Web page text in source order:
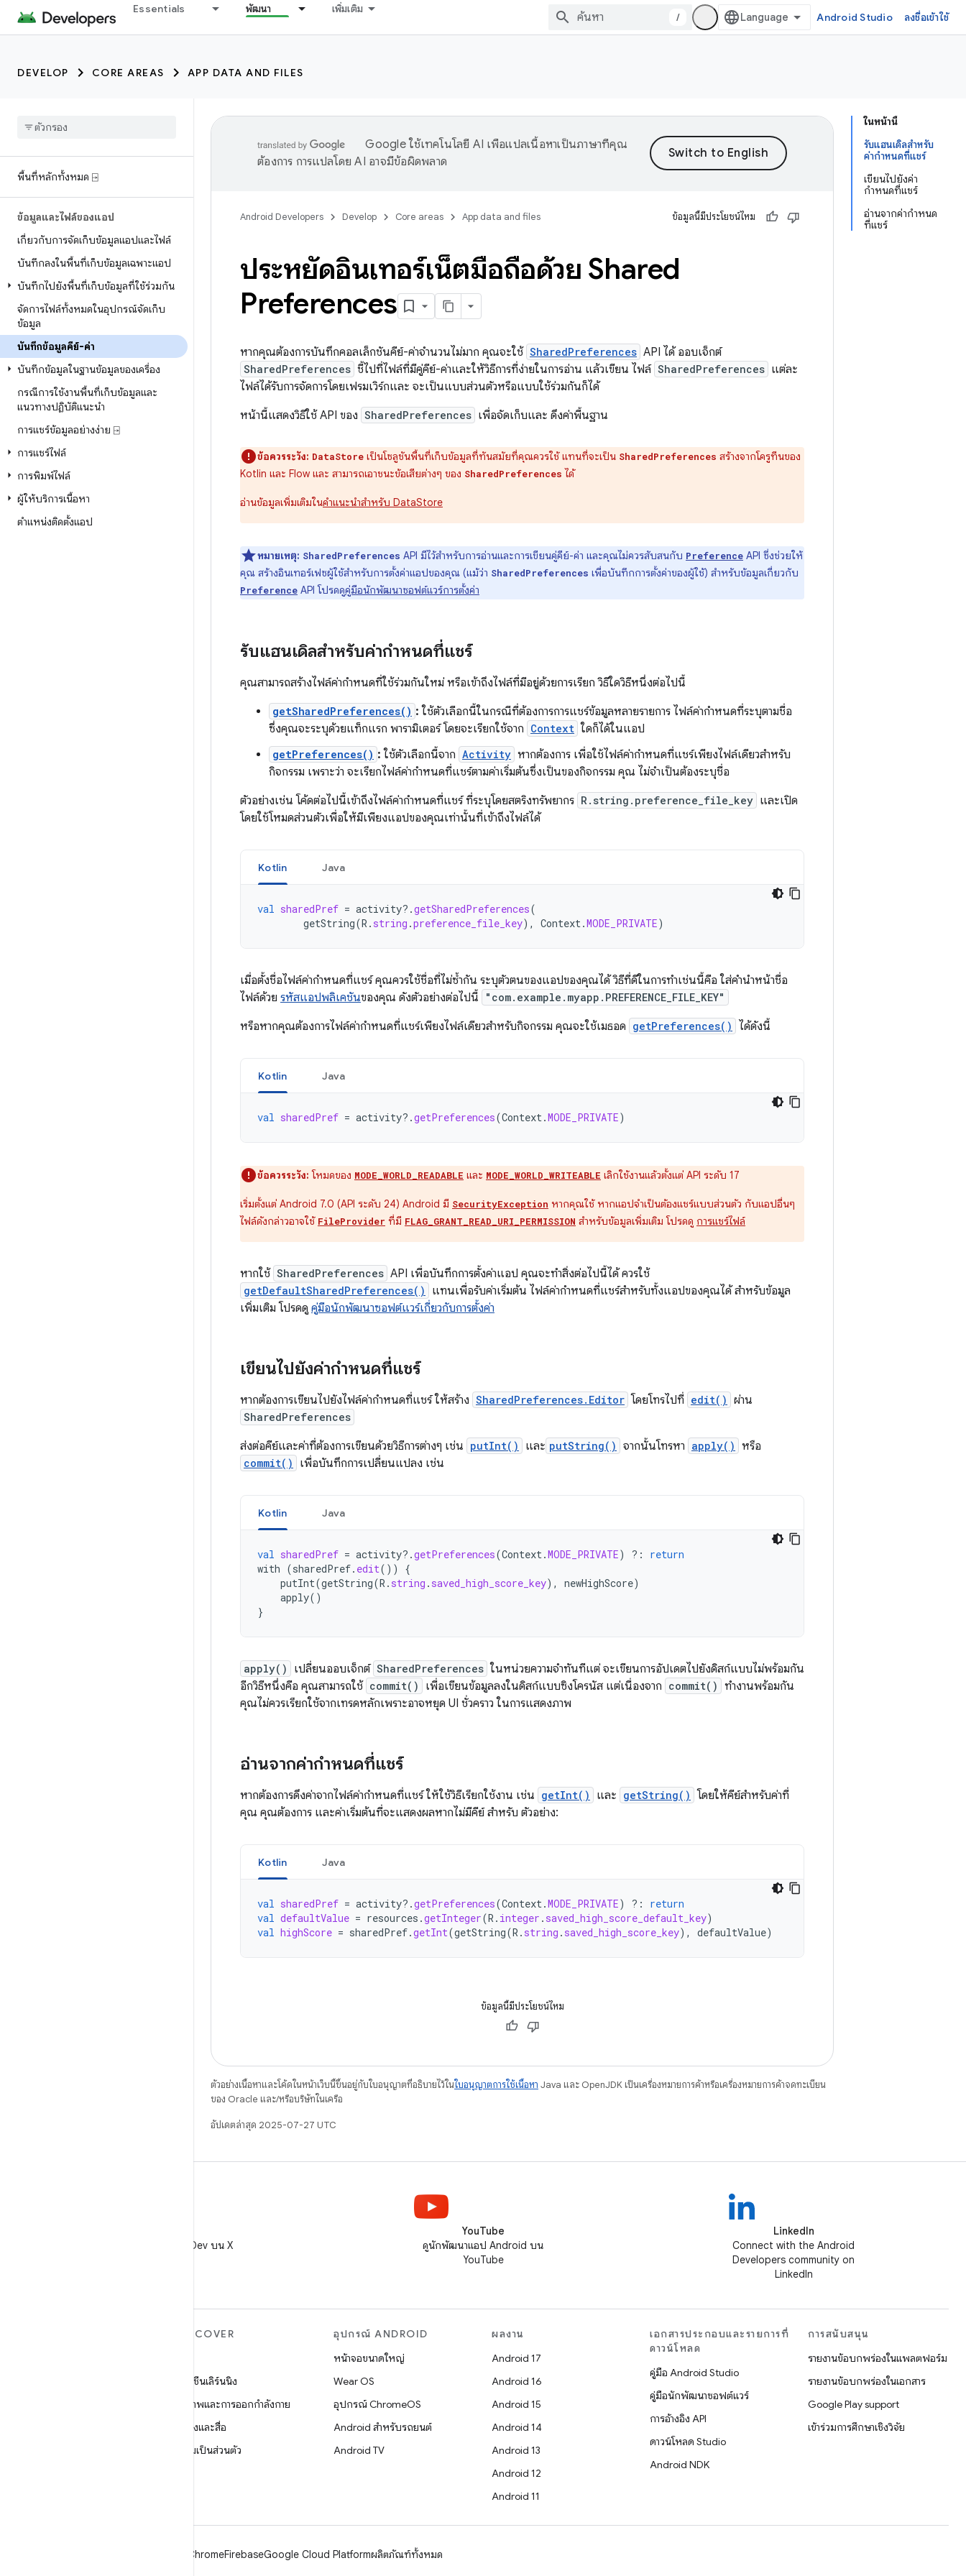
Essentials พัฒนา เพิ่มเติม
/ Android Studio ลงชื่อเข้าใช้
DEVELOP CORE AREAS APP DATA AND FILES
พื้นที่หลักทั้งหมด ⍈
ข้อมูลและไฟล์ของแอป
เกี่ยวกับการจัดเก็บข้อมูลแอปและไฟล์
บันทึกลงในพื้นที่เก็บข้อมูลเฉพาะแอป
บันทึกไปยังพื้นที่เก็บข้อมูลที่ใช้ร่วมกัน
จัดการไฟล์ทั้งหมดในอุปกรณ์จัดเก็บ
ข้อมูล
บันทึกข้อมูลคีย์-ค่า
บันทึกข้อมูลในฐานข้อมูลของเครื่อง
กรณีการใช้งานพื้นที่เก็บข้อมูลและ
แนวทางปฏิบัติแนะนำ
การแชร์ข้อมูลอย่างง่าย ⍈
การแชร์ไฟล์
การพิมพ์ไฟล์
ผู้ให้บริการเนื้อหา
ตำแหน่งติดตั้งแอป
ในหน้านี้
รับแฮนเดิลสำหรับ
ค่ากำหนดที่แชร์
เขียนไปยังค่า
กำหนดที่แชร์
อ่านจากค่ากำหนด
ที่แชร์
Google ใช้เทคโนโลยี AI เพื่อแปลเนื้อหาเป็นภาษาที่คุณ
ต้องการ การแปลโดย AI อาจมีข้อผิดพลาด
Android Developers Develop Core areas App data and files ข้อมูลนี้มีประโยชน์ไหม
ประหยัดอินเทอร์เน็ตมือถือด้วย Shared
Preferences
หากคุณต้องการบันทึกคอลเล็กชันคีย์-ค่าจำนวนไม่มาก คุณจะใช้ SharedPreferences API ได้ ออบเจ็กต์
SharedPreferences ชี้ไปที่ไฟล์ที่มีคู่คีย์-ค่าและให้วิธีการที่ง่ายในการอ่าน แล้วเขียน ไฟล์ SharedPreferences แต่ละ
ไฟล์ได้รับการจัดการโดยเฟรมเวิร์กและ จะเป็นแบบส่วนตัวหรือแบบใช้ร่วมกันก็ได้
หน้านี้แสดงวิธีใช้ API ของ SharedPreferences เพื่อจัดเก็บและ ดึงค่าพื้นฐาน
ข้อควรระวัง: DataStore เป็นโซลูชันพื้นที่เก็บข้อมูลที่ทันสมัยที่คุณควรใช้ แทนที่จะเป็น SharedPreferences สร้างจากโครูทีนของ
Kotlin และ Flow และ สามารถเอาชนะข้อเสียต่างๆ ของ SharedPreferences ได้
อ่านข้อมูลเพิ่มเติมในคำแนะนำสำหรับ DataStore
หมายเหตุ: SharedPreferences API มีไว้สำหรับการอ่านและการเขียนคู่คีย์-ค่า และคุณไม่ควรสับสนกับ Preference API ซึ่งช่วยให้
คุณ สร้างอินเทอร์เฟซผู้ใช้สำหรับการตั้งค่าแอปของคุณ (แม้ว่า SharedPreferences เพื่อบันทึกการตั้งค่าของผู้ใช้) สำหรับข้อมูลเกี่ยวกับ
Preference API โปรดดูคู่มือนักพัฒนาซอฟต์แวร์การตั้งค่า
รับแฮนเดิลสำหรับค่ากำหนดที่แชร์
คุณสามารถสร้างไฟล์ค่ากำหนดที่ใช้ร่วมกันใหม่ หรือเข้าถึงไฟล์ที่มีอยู่ด้วยการเรียก วิธีใดวิธีหนึ่งต่อไปนี้
getSharedPreferences() : ใช้ตัวเลือกนี้ในกรณีที่ต้องการการแชร์ข้อมูลหลายรายการ ไฟล์ค่ากำหนดที่ระบุตามชื่อ
ซึ่งคุณจะระบุด้วยแท็กแรก พารามิเตอร์ โดยจะเรียกใช้จาก Context ใดก็ได้ในแอป
getPreferences() : ใช้ตัวเลือกนี้จาก Activity หากต้องการ เพื่อใช้ไฟล์ค่ากำหนดที่แชร์เพียงไฟล์เดียวสำหรับ
กิจกรรม เพราะว่า จะเรียกไฟล์ค่ากำหนดที่แชร์ตามค่าเริ่มต้นซึ่งเป็นของกิจกรรม คุณ ไม่จำเป็นต้องระบุชื่อ
ตัวอย่างเช่น โค้ดต่อไปนี้เข้าถึงไฟล์ค่ากำหนดที่แชร์ ที่ระบุโดยสตริงทรัพยากร R.string.preference_file_key และเปิด
โดยใช้โหมดส่วนตัวเพื่อให้มีเพียงแอปของคุณเท่านั้นที่เข้าถึงไฟล์ได้
Kotlin Java
val sharedPref = activity?.getSharedPreferences(
getString(R . string .preference_file_key), Context.MODE_PRIVATE)
เมื่อตั้งชื่อไฟล์ค่ากำหนดที่แชร์ คุณควรใช้ชื่อที่ไม่ซ้ำกัน ระบุตัวตนของแอปของคุณได้ วิธีที่ดีในการทำเช่นนี้คือ ใส่คำนำหน้าชื่อ
ไฟล์ด้วย รหัสแอปพลิเคชันของคุณ ดังตัวอย่างต่อไปนี้ "com.example.myapp.PREFERENCE_FILE_KEY"
หรือหากคุณต้องการไฟล์ค่ากำหนดที่แชร์เพียงไฟล์เดียวสำหรับกิจกรรม คุณจะใช้เมธอด getPreferences() ได้ดังนี้
Kotlin Java
val sharedPref = activity?.getPreferences(Context.MODE_PRIVATE)
ข้อควรระวัง: โหมดของ MODE_WORLD_READABLE และ MODE_WORLD_WRITEABLE เลิกใช้งานแล้วตั้งแต่ API ระดับ 17
เริ่มตั้งแต่ Android 7.0 (API ระดับ 24) Android มี SecurityException หากคุณใช้ หากแอปจำเป็นต้องแชร์แบบส่วนตัว กับแอปอื่นๆ
ไฟล์ดังกล่าวอาจใช้ FileProvider ที่มี FLAG_GRANT_READ_URI_PERMISSION สำหรับข้อมูลเพิ่มเติม โปรดดู การแชร์ไฟล์
หากใช้ SharedPreferences API เพื่อบันทึกการตั้งค่าแอป คุณจะทำสิ่งต่อไปนี้ได้ ควรใช้
getDefaultSharedPreferences()
แทนเพื่อรับค่าเริ่มต้น ไฟล์ค่ากำหนดที่แชร์สำหรับทั้งแอปของคุณได้ สำหรับข้อมูล
เพิ่มเติม โปรดดู คู่มือนักพัฒนาซอฟต์แวร์เกี่ยวกับการตั้งค่า
เขียนไปยังค่ากำหนดที่แชร์
หากต้องการเขียนไปยังไฟล์ค่ากำหนดที่แชร์ ให้สร้าง SharedPreferences.Editor โดยโทรไปที่ edit() ผ่าน
SharedPreferences
ส่งต่อคีย์และค่าที่ต้องการเขียนด้วยวิธีการต่างๆ เช่น putInt() และ putString() จากนั้นโทรหา apply() หรือ
commit() เพื่อบันทึกการเปลี่ยนแปลง เช่น
Kotlin Java
val sharedPref = activity?.getPreferences(Context.MODE_PRIVATE) ?:
return
with (sharedPref. edit())
{
putInt(getString(R . string . saved_high_score_key), newHighScore)
apply()
}
apply() เปลี่ยนออบเจ็กต์ SharedPreferences ในหน่วยความจำทันทีแต่ จะเขียนการอัปเดตไปยังดิสก์แบบไม่พร้อมกัน
อีกวิธีหนึ่งคือ คุณสามารถใช้ commit() เพื่อเขียนข้อมูลลงในดิสก์แบบซิงโครนัส แต่เนื่องจาก commit() ทำงานพร้อมกัน
คุณไม่ควรเรียกใช้จากเทรดหลักเพราะอาจหยุด UI ชั่วคราว ในการแสดงภาพ
อ่านจากค่ากำหนดที่แชร์
หากต้องการดึงค่าจากไฟล์ค่ากำหนดที่แชร์ ให้ใช้วิธีเรียกใช้งาน เช่น getInt() และ getString() โดยให้คีย์สำหรับค่าที่
คุณ คุณต้องการ และค่าเริ่มต้นที่จะแสดงผลหากไม่มีคีย์ สำหรับ ตัวอย่าง:
Kotlin Java
val sharedPref = activity?.getPreferences(Context.MODE_PRIVATE) ?:
return
val defaultValue = resources .getInteger(R . integer . saved_high_score_default_key)
val highScore = sharedPref.getInt(getString(R . string . saved_high_score_key), defaultValue)
ข้อมูลนี้มีประโยชน์ไหม
ตัวอย่างเนื้อหาและโค้ดในหน้าเว็บนี้ขึ้นอยู่กับใบอนุญาตที่อธิบายไว้ในใบอนุญาตการใช้เนื้อหา Java และ OpenJDK เป็นเครื่องหมายการค้าหรือเครื่องหมายการค้าจดทะเบียน
ของ Oracle และ/หรือบริษัทในเครือ
อัปเดตล่าสุด 2025-07-27 UTC
ติดตาม @AndroidDev บน X
YouTube
ดูนักพัฒนาแอป Android บน
YouTube
LinkedIn
Connect with the Android
Developers community on
LinkedIn
DISCOVER
แมชชีนเลิร์นนิง
สุขภาพและการออกกำลังกาย
กล้องและสื่อ
ความเป็นส่วนตัว
อุปกรณ์ ANDROID
หน้าจอขนาดใหญ่
Wear OS
อุปกรณ์ ChromeOS
Android สำหรับรถยนต์
Android TV
ผลงาน
Android 17
Android 16
Android 15
Android 14
Android 13
Android 12
Android 11
เอกสารประกอบและรายการที่
ดาวน์โหลด
คู่มือ Android Studio
คู่มือนักพัฒนาซอฟต์แวร์
การอ้างอิง API
ดาวน์โหลด Studio
Android NDK
การสนับสนุน
รายงานข้อบกพร่องในแพลตฟอร์ม
รายงานข้อบกพร่องในเอกสาร
Google Play support
เข้าร่วมการศึกษาเชิงวิจัย
ChromeFirebaseGoogle Cloud Platformผลิตภัณฑ์ทั้งหมด